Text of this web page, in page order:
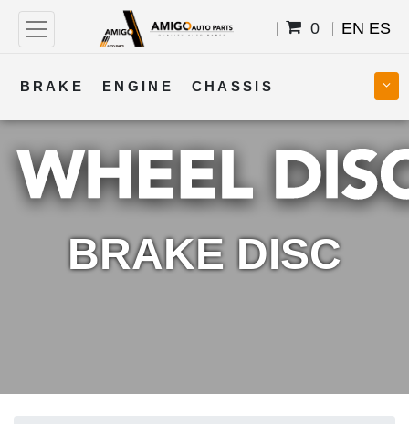
0 EN ES
BRAKE ENGINE CHASSIS
COOLING STEERING BODY
TRANSMISSION FUEL ELECTRICAL
BRAKE DISC